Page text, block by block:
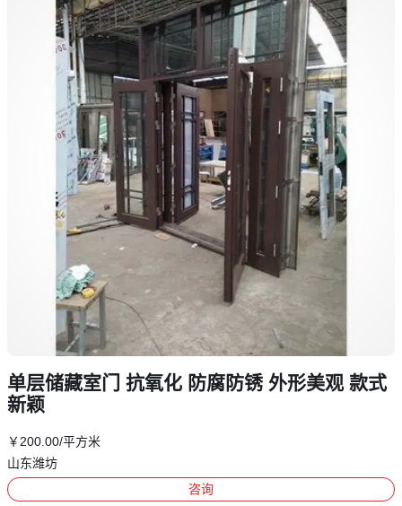
单层储藏室门 抗氧化 防腐防锈 外形美观 款式
新颖
￥ 200 .00/平方米
山东潍坊
咨询